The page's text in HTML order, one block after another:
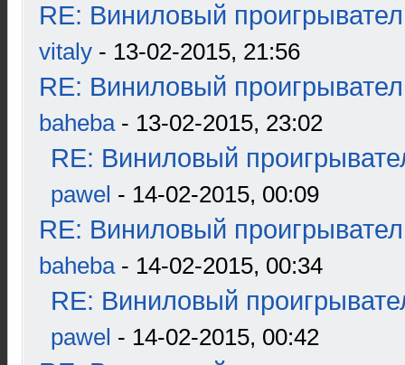
RE: Виниловый
vitaly - 13-02-2015, 21:56
RE: Виниловый
baheba- 13-02-2015, 23:02
RE: Виниловый
pawel - 14-02-2015, 00:09
RE: Виниловый
baheba- 14-02-2015, 00:34
RE: Виниловый
pawel - 14-02-2015, 00:42